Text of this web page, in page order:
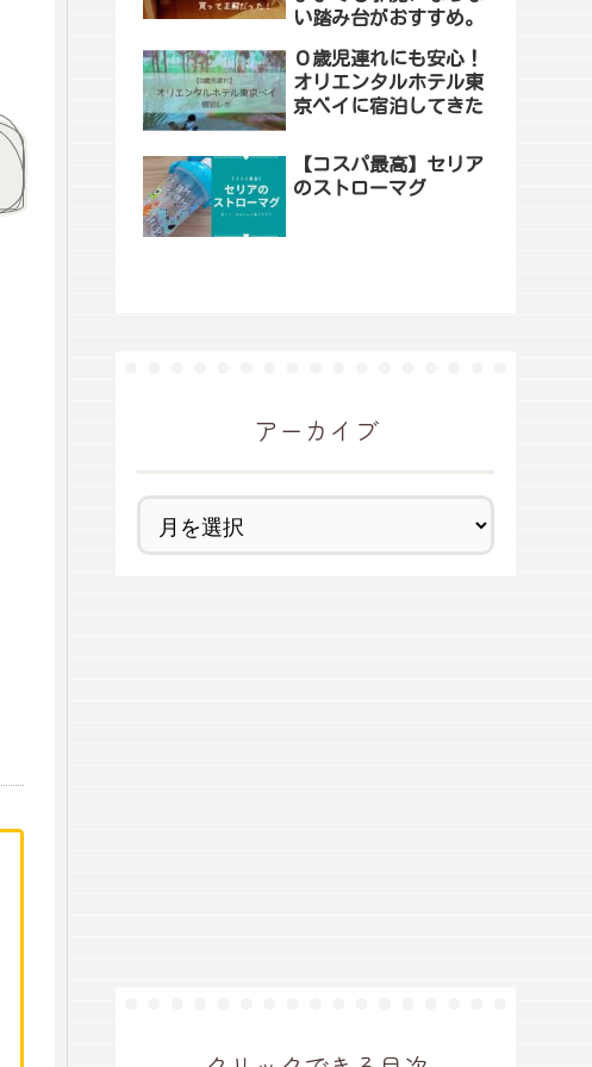
い踏み台がおすすめ。
０歳児連れにも安心！
オリエンタルホテル東
京ベイに宿泊してきた
【コスパ最高】セリア
のストローマグ
アーカイブ